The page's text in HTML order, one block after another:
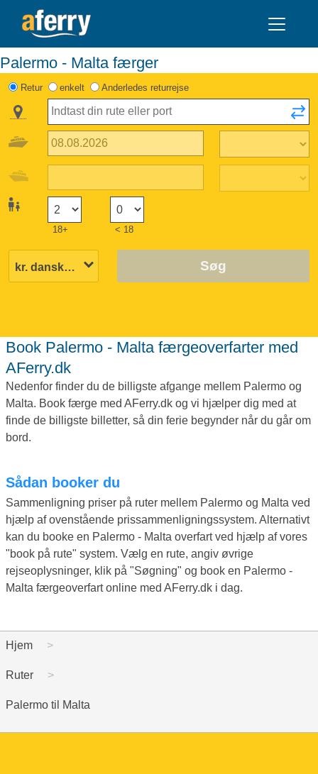
Palermo - Malta færger
Retur enkelt Anderledes returrejse
18+ < 18
Søg
Book Palermo - Malta færgeoverfarter med
AFerry.dk
Nedenfor finder du de billigste afgange mellem Palermo og
Malta. Book færge med AFerry.dk og vi hjælper dig med at
finde de billigste billetter, så din ferie begynder når du går om
bord.
Sådan booker du
Sammenligning priser på ruter mellem Palermo og Malta ved
hjælp af ovenstående prissammenligningssystem. Alternativt
kan du booke en Palermo - Malta overfart ved hjælp af vores
"book på rute" system. Vælg en rute, angiv øvrige
rejseoplysninger, klik på "Søgning" og book en Palermo -
Malta færgeoverfart online med AFerry.dk i dag.
Hjem
Ruter
Palermo til Malta